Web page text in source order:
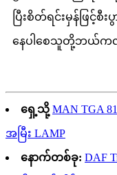
ပြီးစိတ်ရင်းမှန်ဖြင့်
နေပါစေသူတို့ဘယ်က
ရှေ့သို့ MAN TGA
အမြီး LAMP
နောက်တစ်ခု: DAF